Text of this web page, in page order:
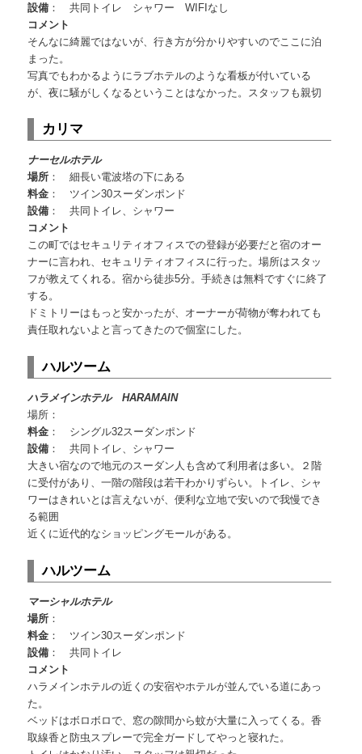
設備： 共同トイレ シャワー WIFIなし
コメント
そんなに綺麗ではないが、行き方が分かりやすいのでここに泊
まった。
写真でもわかるようにラブホテルのような看板が付いている
が、夜に騒がしくなるということはなかった。スタッフも親切
カリマ
ナーセルホテル
場所： 細長い電波塔の下にある
料金： ツイン30スーダンポンド
設備： 共同トイレ、シャワー
コメント
この町ではセキュリティオフィスでの登録が必要だと宿のオー
ナーに言われ、セキュリティオフィスに行った。場所はスタッ
フが教えてくれる。宿から徒歩5分。手続きは無料ですぐに終了
する。
ドミトリーはもっと安かったが、オーナーが荷物が奪われても
責任取れないよと言ってきたので個室にした。
ハルツーム
ハラメインホテル HARAMAIN
場所：
料金： シングル32スーダンポンド
設備： 共同トイレ、シャワー
大きい宿なので地元のスーダン人も含めて利用者は多い。２階
に受付があり、一階の階段は若干わかりずらい。トイレ、シャ
ワーはきれいとは言えないが、便利な立地で安いので我慢でき
る範囲
近くに近代的なショッピングモールがある。
ハルツーム
マーシャルホテル
場所：
料金： ツイン30スーダンポンド
設備： 共同トイレ
コメント
ハラメインホテルの近くの安宿やホテルが並んでいる道にあっ
た。
ベッドはボロボロで、窓の隙間から蚊が大量に入ってくる。香
取線香と防虫スプレーで完全ガードしてやっと寝れた。